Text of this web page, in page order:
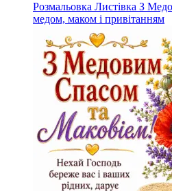
Розмальовка Листівка З
медом, маком і привітанням